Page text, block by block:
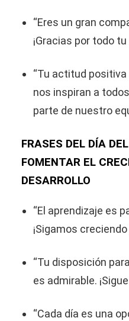
“Eres un gran
¡Gracias por todo tu
“Tu actitud
nos inspiran a
parte de nuestro
FRASES DEL DÍA
FOMENTAR EL
DESARROLLO
“El aprendizaje es
¡Sigamos
“Tu disposición
es admirable.
“Cada día es una